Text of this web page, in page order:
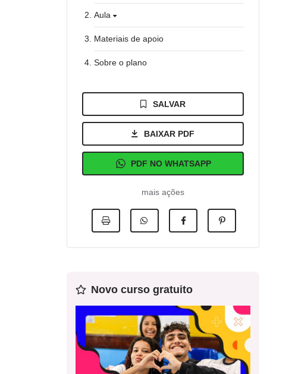
Aula
Materiais de apoio
Sobre o plano
SALVAR
BAIXAR PDF
PDF NO WHATSAPP
mais ações
Novo curso gratuito